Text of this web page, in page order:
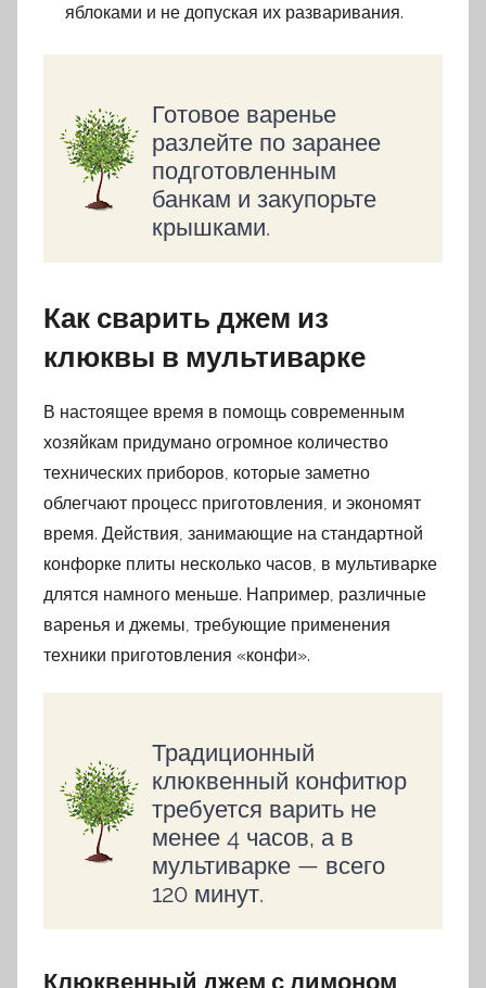
яблоками и не допуская их разваривания.
Готовое варенье
разлейте по заранее
подготовленным
банкам и закупорьте
крышками.
Как сварить джем из
клюквы в мультиварке
В настоящее время в помощь современным
хозяйкам придумано огромное количество
технических приборов, которые заметно
облегчают процесс приготовления, и экономят
время. Действия, занимающие на стандартной
конфорке плиты несколько часов, в мультиварке
длятся намного меньше. Например, различные
варенья и джемы, требующие применения
техники приготовления «конфи».
Традиционный
клюквенный конфитюр
требуется варить не
менее 4 часов, а в
мультиварке — всего
120 минут.
Клюквенный джем с лимоном